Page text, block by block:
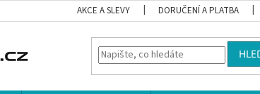
AKCE A SLEVY DORUČENÍ A PLATBA